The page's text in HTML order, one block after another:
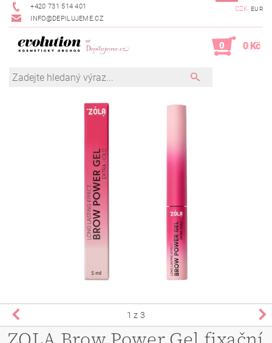
+420 731 514 401
INFO@DEPILUJEME.CZ
CZK EUR
0 0 Kč
1 z 3